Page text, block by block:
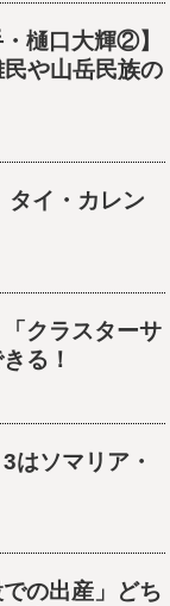
樋口大輝②】
や山岳民族の
タイ・カレン
クラスターサ
る！
はソマリア・
の出産」どち